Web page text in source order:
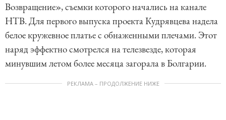
Возвращение», съемки которого начались на канале
НТВ. Для первого выпуска проекта Кудрявцева надела
белое кружевное платье с обнаженными плечами. Этот
наряд эффектно смотрелся на телезвезде, которая
минувшим летом более месяца загорала в Болгарии.
РЕКЛАМА – ПРОДОЛЖЕНИЕ НИЖЕ